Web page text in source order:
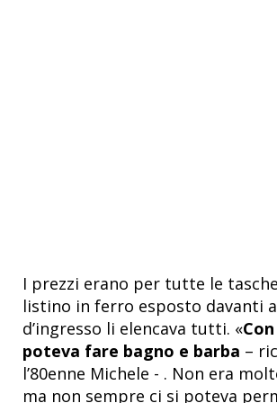
I prezzi erano per tutte le
listino in ferro esposto davanti
d’ingresso li elencava tutti. «
poteva fare bagno e barba –
l’80enne Michele - . Non era
ma non sempre ci si poteva